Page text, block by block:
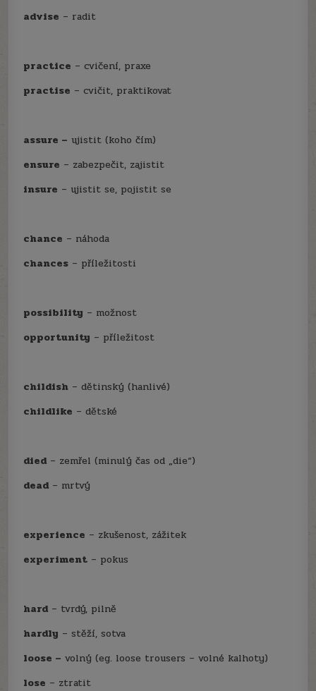
advise – radit
practice – cvičení, praxe
practise – cvičit, praktikovat
assure – ujistit (koho čím)
ensure – zabezpečit, zajistit
insure – ujistit se, pojistit se
chance – náhoda
chances – příležitosti
possibility – možnost
opportunity – příležitost
childish – dětinský (hanlivé)
childlike – dětské
died – zemřel (minulý čas od „die“)
dead – mrtvý
experience – zkušenost, zážitek
experiment – pokus
hard – tvrdý, pilně
hardly – stěží, sotva
loose – volný (eg. loose trousers – volné kalhoty)
lose – ztratit